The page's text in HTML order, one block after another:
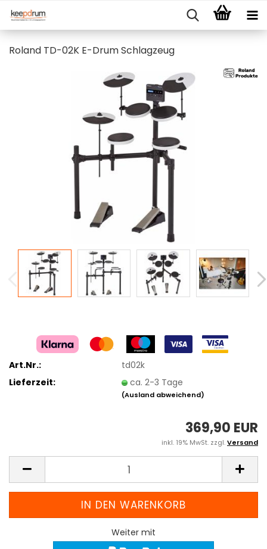
Roland TD-02K E-Drum Schlagzeug
Art.Nr.:
td02k
Lieferzeit:
ca. 2-3 Tage
(Ausland abweichend)
369,90 EUR
inkl. 19% MwSt. zzgl.Versand
Weiter mit